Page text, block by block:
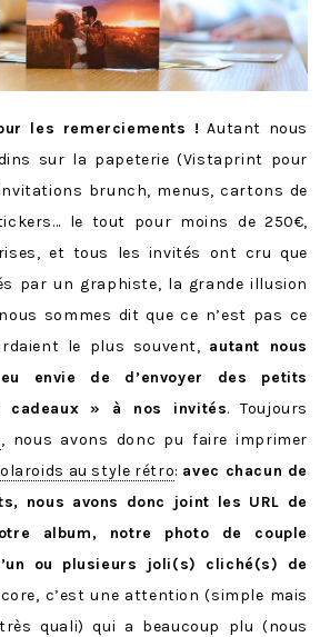
les remerciements ! Autant nous
sur la papeterie (Vistaprint pour
brunch, menus, cartons de
le tout pour moins de 250€,
et tous les invités ont cru que
par un graphiste, la grande illusion
sommes dit que ce n’est pas ce
le plus souvent, autant nous
envie de d’envoyer des petits
cadeaux » à nos invités. Toujours
, nous avons donc pu faire imprimer
au style rétro: avec chacun de
nous avons donc joint les URL de
album, notre photo de couple
ou plusieurs joli(s) cliché(s) de
c’est une attention (simple mais
quali) qui a beaucoup plu (nous